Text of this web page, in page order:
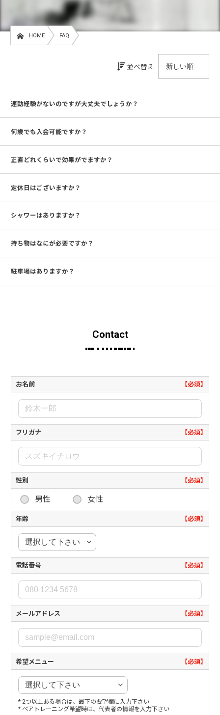
HOME FAQ
並べ替え
運動経験がないのですが大丈夫でしょうか？
何歳でも入会可能ですか？
正直どれくらいで効果がでますか？
定休日はございますか？
シャワーはありますか？
持ち物はなにが必要ですか？
駐車場はありますか？
Contact
お名前 【必須】
フリガナ 【必須】
性別 【必須】
男性 女性
年齢 【必須】
電話番号 【必須】
メールアドレス 【必須】
希望メニュー 【必須】
* 2つ以上ある場合は、最下の要望欄に入力下さい
* ペアトレーニング希望時は、代表者の情報を入力下さい